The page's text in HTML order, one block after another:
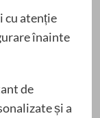
cu atenție
înainte
de
și a